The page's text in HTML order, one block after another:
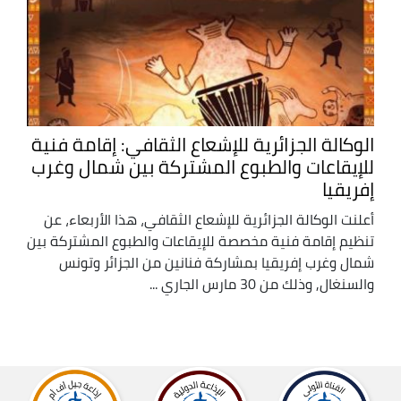
الوكالة الجزائرية للإشعاع الثقافي: إقامة فنية
للإيقاعات والطبوع المشتركة بين شمال وغرب
إفريقيا
أعلنت الوكالة الجزائرية للإشعاع الثقافي، هذا الأربعاء، عن
تنظيم إقامة فنية مخصصة للإيقاعات والطبوع المشتركة بين
شمال وغرب إفريقيا بمشاركة فنانين من الجزائر وتونس
والسنغال, وذلك من 30 مارس الجاري ...